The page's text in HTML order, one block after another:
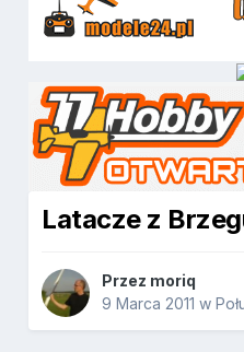
Latacze z
Przez moriq
9 Marca 2011 w